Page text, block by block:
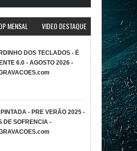
- NA LIGA EM SAMPA - CD NOVO LANÇAMENTO
MENSAL VIDEO DESTAQUE
DOS TECLADOS - É
6.0 - AGOSTO 2026 -
- PRE VERÃO 2025 -
DE SOFRENCIA -